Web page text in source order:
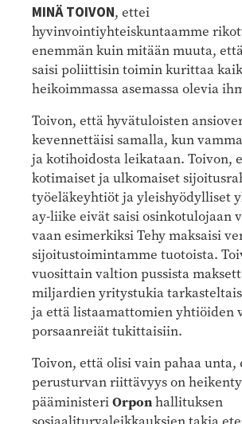
MINÄ TOIVON, ettei
hyvinvointiyhteiskuntaamme
enemmän kuin mitään muuta,
saisi poliittisin toimin kurittaa
heikoimmassa asemassa olevia
Toivon, että hyvätuloisten
kevennettäisi samalla, kun
ja kotihoidosta leikataan. Toivon,
kotimaiset ja ulkomaiset
työeläkeyhtiöt ja yleishyödylliset
ay-liike eivät saisi osinkotulojaan
vaan esimerkiksi Tehy maksaisi
sijoitustoimintamme tuotoista.
vuosittain valtion pussista
miljardien yritystukia
ja että listaamattomien yhtiöiden
porsaanreiät tukittaisiin.
Toivon, että olisi vain pahaa unta,
perusturvan riittävyys on
pääministeriOrponhallituksen